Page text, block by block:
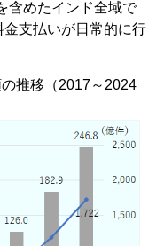
含めたインド全域で
支払いが日常的に行
推移（2017～2024